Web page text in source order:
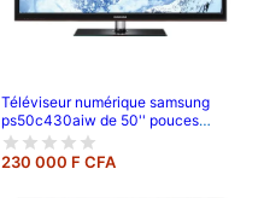
Téléviseur numérique samsung
ps50c430aiw de 50'' pouces
;120cm de longueur ,full hd (1080p)
-garantie 6 mois
230 000 F CFA